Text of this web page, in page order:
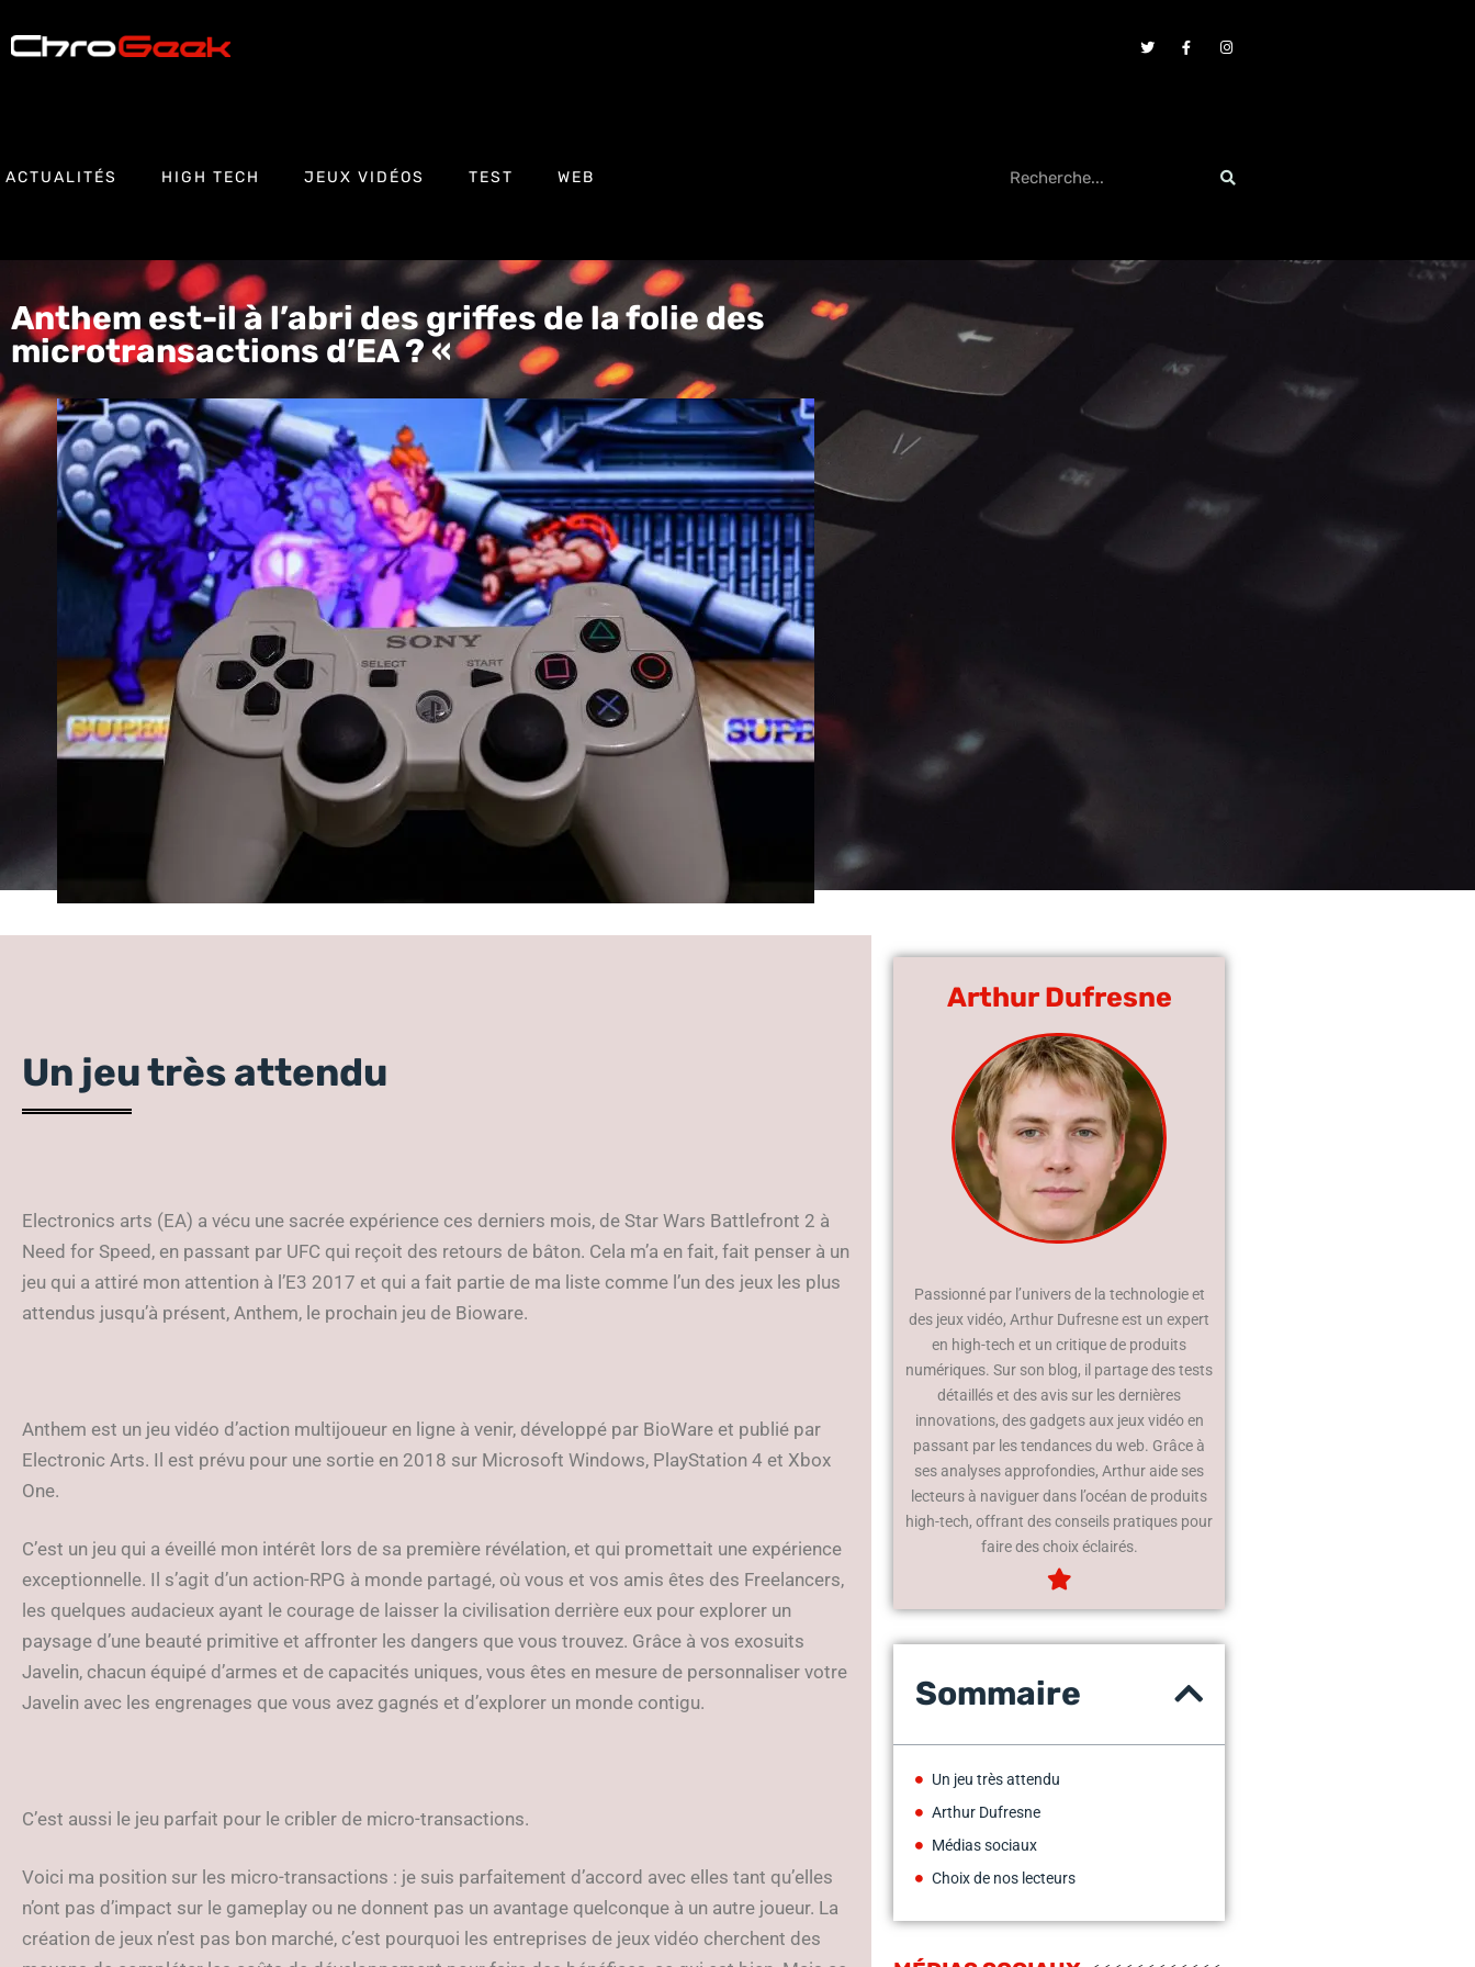
ACTUALITÉS HIGH TECH JEUX VIDÉOS TEST WEB
Anthem est-il à l’abri des griffes de la folie des
microtransactions d’EA ? «
Un jeu très attendu
Electronics arts (EA) a vécu une sacrée expérience ces derniers mois, de Star Wars Battlefront 2 à
Need for Speed, en passant par UFC qui reçoit des retours de bâton. Cela m’a en fait, fait penser à un
jeu qui a attiré mon attention à l’E3 2017 et qui a fait partie de ma liste comme l’un des jeux les plus
attendus jusqu’à présent, Anthem, le prochain jeu de Bioware.
Anthem est un jeu vidéo d’action multijoueur en ligne à venir, développé par BioWare et publié par
Electronic Arts. Il est prévu pour une sortie en 2018 sur Microsoft Windows, PlayStation 4 et Xbox
One.
C’est un jeu qui a éveillé mon intérêt lors de sa première révélation, et qui promettait une expérience
exceptionnelle. Il s’agit d’un action-RPG à monde partagé, où vous et vos amis êtes des Freelancers,
les quelques audacieux ayant le courage de laisser la civilisation derrière eux pour explorer un
paysage d’une beauté primitive et affronter les dangers que vous trouvez. Grâce à vos exosuits
Javelin, chacun équipé d’armes et de capacités uniques, vous êtes en mesure de personnaliser votre
Javelin avec les engrenages que vous avez gagnés et d’explorer un monde contigu.
C’est aussi le jeu parfait pour le cribler de micro-transactions.
Voici ma position sur les micro-transactions : je suis parfaitement d’accord avec elles tant qu’elles
n’ont pas d’impact sur le gameplay ou ne donnent pas un avantage quelconque à un autre joueur. La
création de jeux n’est pas bon marché, c’est pourquoi les entreprises de jeux vidéo cherchent des
Arthur Dufresne
Passionné par l’univers de la technologie et
des jeux vidéo, Arthur Dufresne est un expert
en high-tech et un critique de produits
numériques. Sur son blog, il partage des tests
détaillés et des avis sur les dernières
innovations, des gadgets aux jeux vidéo en
passant par les tendances du web. Grâce à
ses analyses approfondies, Arthur aide ses
lecteurs à naviguer dans l’océan de produits
high-tech, offrant des conseils pratiques pour
faire des choix éclairés.
Sommaire
Un jeu très attendu
Arthur Dufresne
Médias sociaux
Choix de nos lecteurs